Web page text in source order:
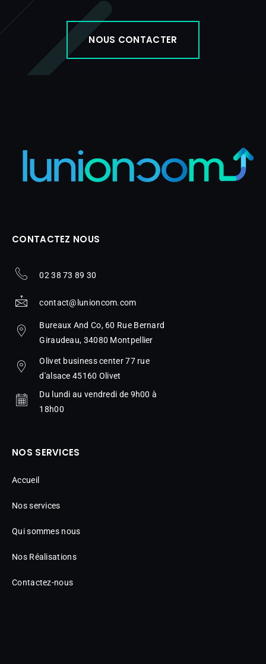
NOUS CONTACTER
CONTACTEZ NOUS
02 38 73 89 30
contact@lunioncom.com
Bureaux And Co, 60 Rue Bernard
Giraudeau, 34080 Montpellier
Olivet business center 77 rue
d'alsace 45160 Olivet
Du lundi au vendredi de 9h00 à
18h00
NOS SERVICES
Accueil
Nos services
Qui sommes nous
Nos Réalisations
Contactez-nous